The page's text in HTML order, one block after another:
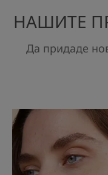
НАШИТЕ
Да придаде